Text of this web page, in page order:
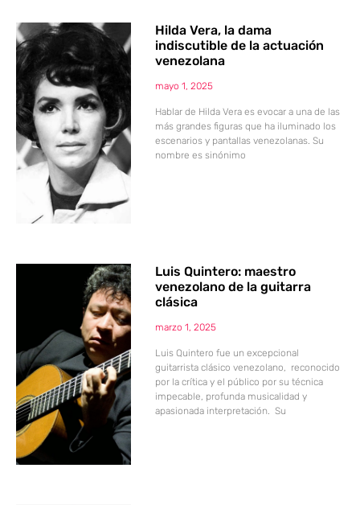
Hilda Vera, la dama
indiscutible de la actuación
venezolana
mayo 1, 2025
Hablar de Hilda Vera es evocar a una de las
más grandes figuras que ha iluminado los
escenarios y pantallas venezolanas. Su
nombre es sinónimo
Luis Quintero: maestro
venezolano de la guitarra
clásica
marzo 1, 2025
Luis Quintero fue un excepcional
guitarrista clásico venezolano, reconocido
por la crítica y el público por su técnica
impecable, profunda musicalidad y
apasionada interpretación. Su